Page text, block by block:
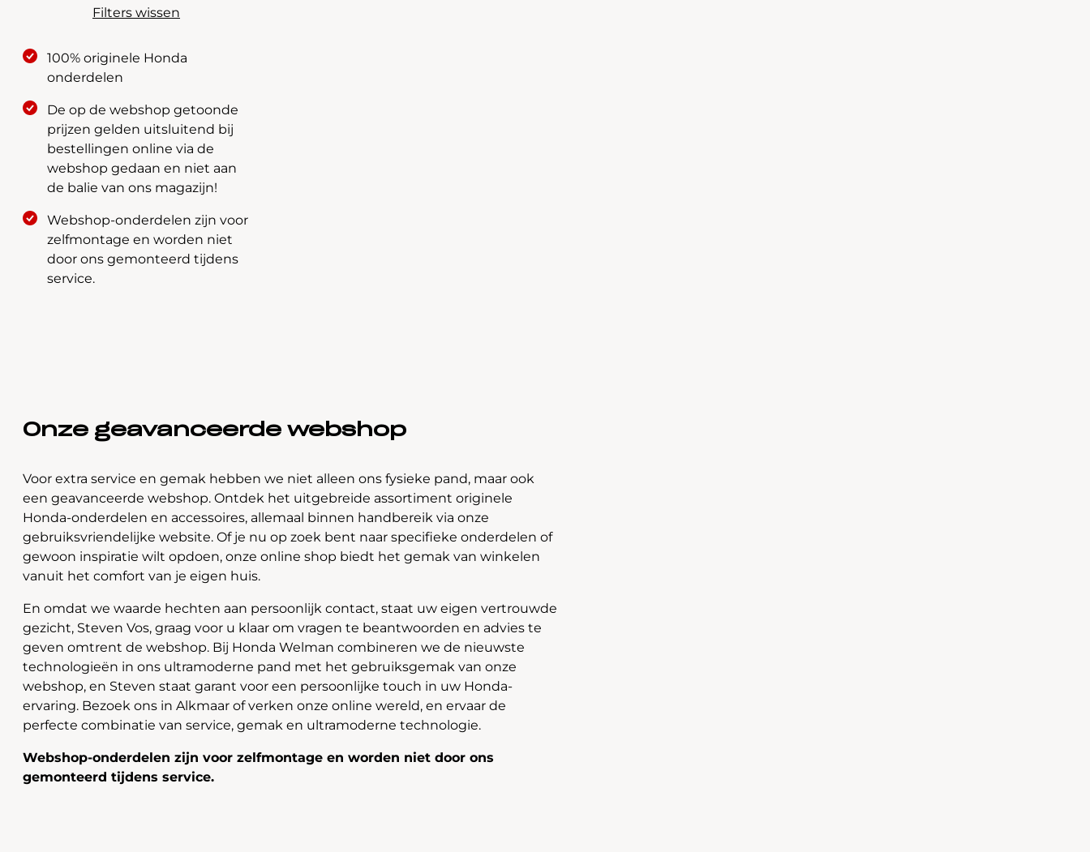
Filters wissen
100% originele Honda
onderdelen
De op de webshop getoonde
prijzen gelden uitsluitend bij
bestellingen online via de
webshop gedaan en niet aan
de balie van ons magazijn!
Webshop-onderdelen zijn voor
zelfmontage en worden niet
door ons gemonteerd tijdens
service.
Onze geavanceerde webshop
Voor extra service en gemak hebben we niet alleen ons fysieke pand, maar ook
een geavanceerde webshop. Ontdek het uitgebreide assortiment originele
Honda-onderdelen en accessoires, allemaal binnen handbereik via onze
gebruiksvriendelijke website. Of je nu op zoek bent naar specifieke onderdelen of
gewoon inspiratie wilt opdoen, onze online shop biedt het gemak van winkelen
vanuit het comfort van je eigen huis.
En omdat we waarde hechten aan persoonlijk contact, staat uw eigen vertrouwde
gezicht, Steven Vos, graag voor u klaar om vragen te beantwoorden en advies te
geven omtrent de webshop. Bij Honda Welman combineren we de nieuwste
technologieën in ons ultramoderne pand met het gebruiksgemak van onze
webshop, en Steven staat garant voor een persoonlijke touch in uw Honda-
ervaring. Bezoek ons in Alkmaar of verken onze online wereld, en ervaar de
perfecte combinatie van service, gemak en ultramoderne technologie.
Webshop-onderdelen zijn voor zelfmontage en worden niet door ons
gemonteerd tijdens service.